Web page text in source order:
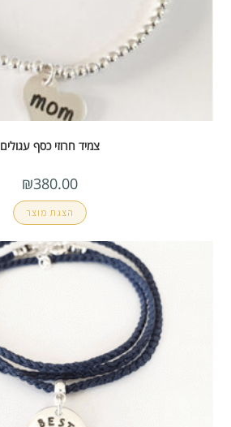
צמיד חרוזי כסף עגולים
₪380.00
הצגת מוצר